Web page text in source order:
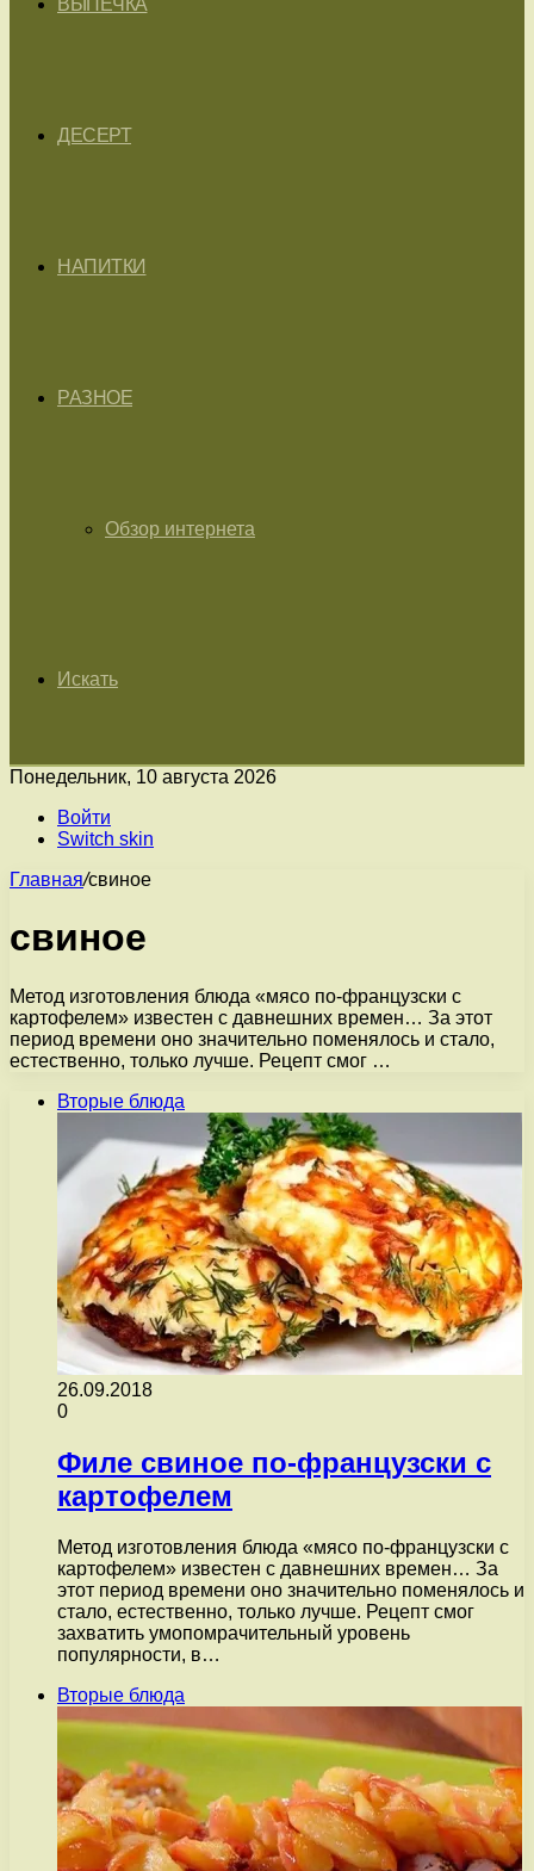
ВЫПЕЧКА
ДЕСЕРТ
НАПИТКИ
РАЗНОЕ
Обзор интернета
Искать
Понедельник, 10 августа 2026
Войти
Switch skin
Главная/свиное
свиное
Метод изготовления блюда «мясо по-французски с
картофелем» известен с давнешних времен… За этот
период времени оно значительно поменялось и стало,
естественно, только лучше. Рецепт смог …
Вторые блюда
26.09.2018
0
Филе свиное по-французски с
картофелем
Метод изготовления блюда «мясо по-французски с
картофелем» известен с давнешних времен… За
этот период времени оно значительно поменялось и
стало, естественно, только лучше. Рецепт смог
захватить умопомрачительный уровень
популярности, в…
Вторые блюда